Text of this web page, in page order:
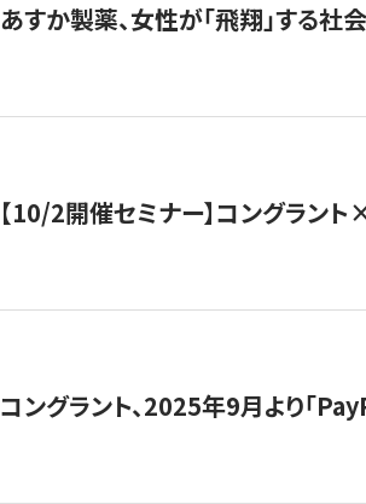
あすか製薬、女性が「飛翔」する社
【10/2開催セミナー】コングラン
コングラント、2025年9月より「